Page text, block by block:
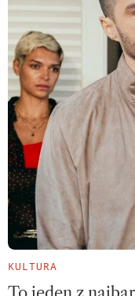
KULTURA